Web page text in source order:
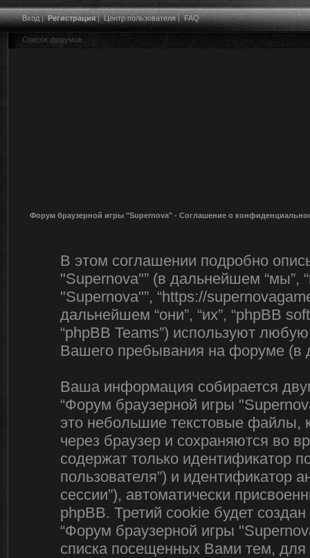
Вход|Регистрация|Центр пользователя|FAQ
Список форумов
Форум браузерной игры "Supernova" - Соглашение о
В этом соглашении подробно
"Supernova"” (в дальнейшем “мы”,
"Supernova"”, “https://
дальнейшем “они”, “их”, “phpBB
“phpBB Teams”) используют
Вашего пребывания на форуме
Ваша информация собирается
“Форум браузерной игры
это небольшие текстовые файлы,
через браузер и сохраняются во
содержат только идентификатор
пользователя”) и идентификатор
сессии”), автоматически
phpBB. Третий cookie будет
“Форум браузерной игры
списка посещенных Вами тем,